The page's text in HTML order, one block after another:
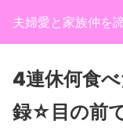
夫婦愛と家族仲を
4連休何食
録☆目の前